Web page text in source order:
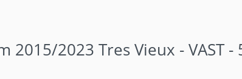
2015/2023 Tres Vieux - VAST -